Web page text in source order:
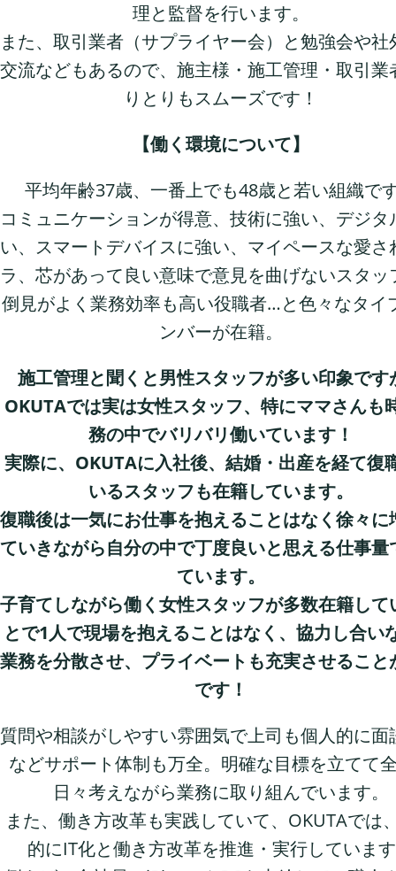
理と監督を行います。
また、取引業者（サプライヤー会）と勉強会や社
交流などもあるので、施主様・施工管理・取引業
りとりもスムーズです！
【働く環境について】
平均年齢37歳、一番上でも48歳と若い組織で
コミュニケーションが得意、技術に強い、デジタ
い、スマートデバイスに強い、マイペースな愛さ
ラ、芯があって良い意味で意見を曲げないスタッ
倒見がよく業務効率も高い役職者…と色々なタイ
ンバーが在籍。
施工管理と聞くと男性スタッフが多い印象です
OKUTAでは実は女性スタッフ、特にママさんも
務の中でバリバリ働いています！
実際に、OKUTAに入社後、結婚・出産を経て復
いるスタッフも在籍しています。
復職後は一気にお仕事を抱えることはなく徐々に
ていきながら自分の中で丁度良いと思える仕事量
ています。
子育てしながら働く女性スタッフが多数在籍して
とで1人で現場を抱えることはなく、協力し合い
業務を分散させ、プライベートも充実させること
です！
質問や相談がしやすい雰囲気で上司も個人的に面
などサポート体制も万全。明確な目標を立てて
日々考えながら業務に取り組んでいます。
また、働き方改革も実践していて、OKUTAでは
的にIT化と働き方改革を推進・実行していま